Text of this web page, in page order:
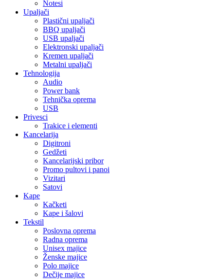
Notesi
Upaljači
Plastični upaljači
BBQ upaljači
USB upaljači
Elektronski upaljači
Kremen upaljači
Metalni upaljači
Tehnologija
Audio
Power bank
Tehnička oprema
USB
Privesci
Trakice i elementi
Kancelarija
Digitroni
Gedžeti
Kancelarijski pribor
Promo pultovi i panoi
Vizitari
Satovi
Kape
Kačketi
Kape i šalovi
Tekstil
Poslovna oprema
Radna oprema
Unisex majice
Ženske majice
Polo majice
Dečije majice